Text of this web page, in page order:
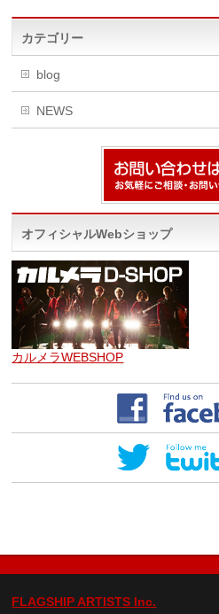
カテゴリー
blog
NEWS
オフィシャルWebショップ
カルメラWEBSHOP
FLAGSHIP ARTISTS Inc.